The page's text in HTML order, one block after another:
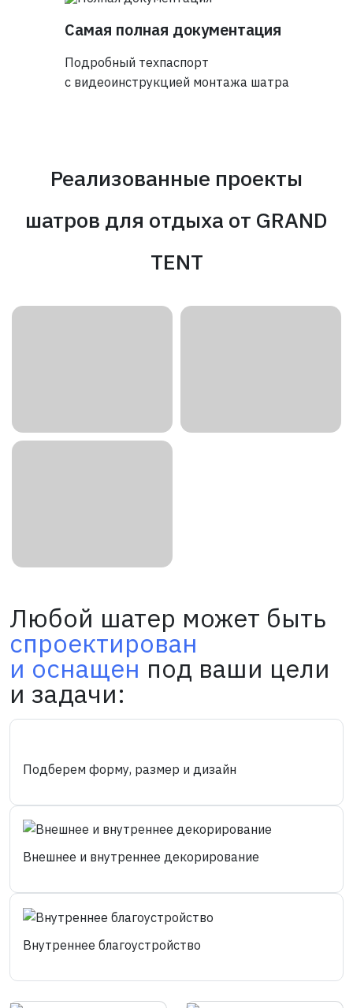
Самая полная документация
Подробный техпаспорт
с видеоинструкцией монтажа шатра
Реализованные проекты
шатров для отдыха от GRAND
TENT
Любой шатер может быть
спроектирован
и оснащен под ваши цели
и задачи:
Подберем форму, размер и дизайн
Внешнее и внутреннее декорирование
Внутреннее благоустройство